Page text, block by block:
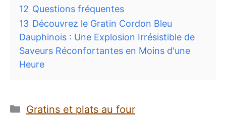
12 Questions fréquentes
13 Découvrez le Gratin Cordon Bleu
Dauphinois : Une Explosion Irrésistible de
Saveurs Réconfortantes en Moins d'une
Heure
Catégories
Gratins et plats au four